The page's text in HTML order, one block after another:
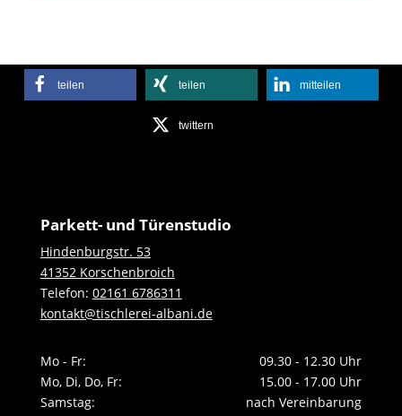
teilen teilen mitteilen
twittern
Parkett- und Türenstudio
Hindenburgstr. 53
41352 Korschenbroich
Telefon: 02161 6786311
kontakt@tischlerei-albani.de
Mo - Fr:
09.30 - 12.30 Uhr
Mo, Di, Do, Fr:
15.00 - 17.00 Uhr
Samstag:
nach Vereinbarung